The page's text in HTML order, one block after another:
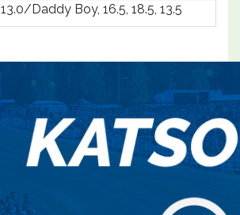
13.0/Daddy Boy, 16.5, 18.5, 13.5